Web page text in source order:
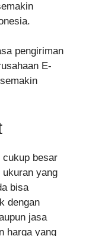
pengiriman
E-
cukup besar
ukuran yang
bisa
dengan
jasa
harga yang